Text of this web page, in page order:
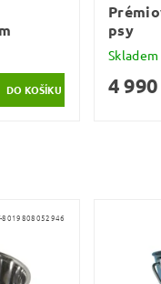
psy
Skladem
4 990
8019808052946